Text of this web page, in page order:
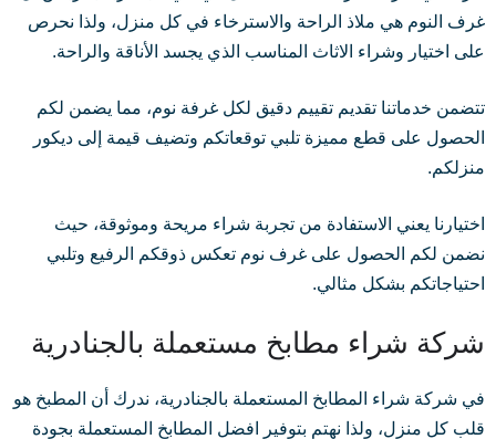
غرف النوم هي ملاذ الراحة والاسترخاء في كل منزل، ولذا نحرص
على اختيار وشراء الاثاث المناسب الذي يجسد الأناقة والراحة.
تتضمن خدماتنا تقديم تقييم دقيق لكل غرفة نوم، مما يضمن لكم
الحصول على قطع مميزة تلبي توقعاتكم وتضيف قيمة إلى ديكور
منزلكم.
اختيارنا يعني الاستفادة من تجربة شراء مريحة وموثوقة، حيث
نضمن لكم الحصول على غرف نوم تعكس ذوقكم الرفيع وتلبي
احتياجاتكم بشكل مثالي.
شركة شراء مطابخ مستعملة بالجنادرية
في شركة شراء المطابخ المستعملة بالجنادرية، ندرك أن المطبخ هو
قلب كل منزل، ولذا نهتم بتوفير افضل المطابخ المستعملة بجودة